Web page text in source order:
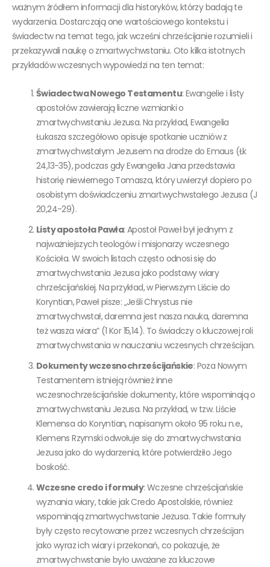
ważnym źródłem informacji dla historyków, którzy badają te
wydarzenia. Dostarczają one wartościowego kontekstu i
świadectw na temat tego, jak wcześni chrześcijanie rozumieli i
przekazywali naukę o zmartwychwstaniu. Oto kilka istotnych
przykładów wczesnych wypowiedzi na ten temat:
Świadectwa Nowego Testamentu: Ewangelie i listy
apostołów zawierają liczne wzmianki o
zmartwychwstaniu Jezusa. Na przykład, Ewangelia
Łukasza szczegółowo opisuje spotkanie uczniów z
zmartwychwstałym Jezusem na drodze do Emaus (Łk
24,13-35), podczas gdy Ewangelia Jana przedstawia
historię niewiernego Tomasza, który uwierzył dopiero po
osobistym doświadczeniu zmartwychwstałego Jezusa (J
20,24-29).
Listy apostoła Pawła: Apostoł Paweł był jednym z
najważniejszych teologów i misjonarzy wczesnego
Kościoła. W swoich listach często odnosi się do
zmartwychwstania Jezusa jako podstawy wiary
chrześcijańskiej. Na przykład, w Pierwszym Liście do
Koryntian, Paweł pisze: „Jeśli Chrystus nie
zmartwychwstał, daremna jest nasza nauka, daremna
też wasza wiara” (1 Kor 15,14). To świadczy o kluczowej roli
zmartwychwstania w nauczaniu wczesnych chrześcijan.
Dokumenty wczesnochrześcijańskie: Poza Nowym
Testamentem istnieją również inne
wczesnochrześcijańskie dokumenty, które wspominają o
zmartwychwstaniu Jezusa. Na przykład, w tzw. Liście
Klemensa do Koryntian, napisanym około 95 roku n.e.,
Klemens Rzymski odwołuje się do zmartwychwstania
Jezusa jako do wydarzenia, które potwierdziło Jego
boskość.
Wczesne credo i formuły: Wczesne chrześcijańskie
wyznania wiary, takie jak Credo Apostolskie, również
wspominają zmartwychwstanie Jezusa. Takie formuły
były często recytowane przez wczesnych chrześcijan
jako wyraz ich wiary i przekonań, co pokazuje, że
zmartwychwstanie było uważane za kluczowe